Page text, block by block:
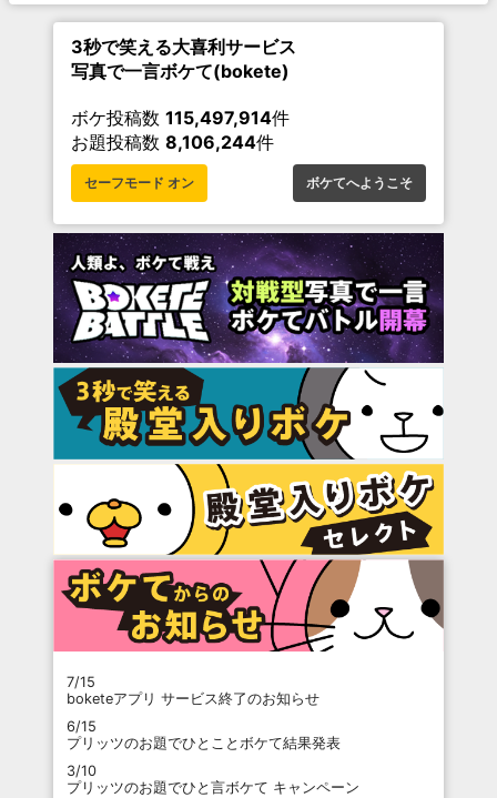
3秒で笑える大喜利サービス
写真で一言ボケて(bokete)
ボケ投稿数 115,497,914件
お題投稿数 8,106,244件
セーフモード オン ボケてへようこそ
7/15
boketeアプリ サービス終了のお知らせ
6/15
プリッツのお題でひとことボケて結果発表
3/10
プリッツのお題でひと言ボケて キャンペーン